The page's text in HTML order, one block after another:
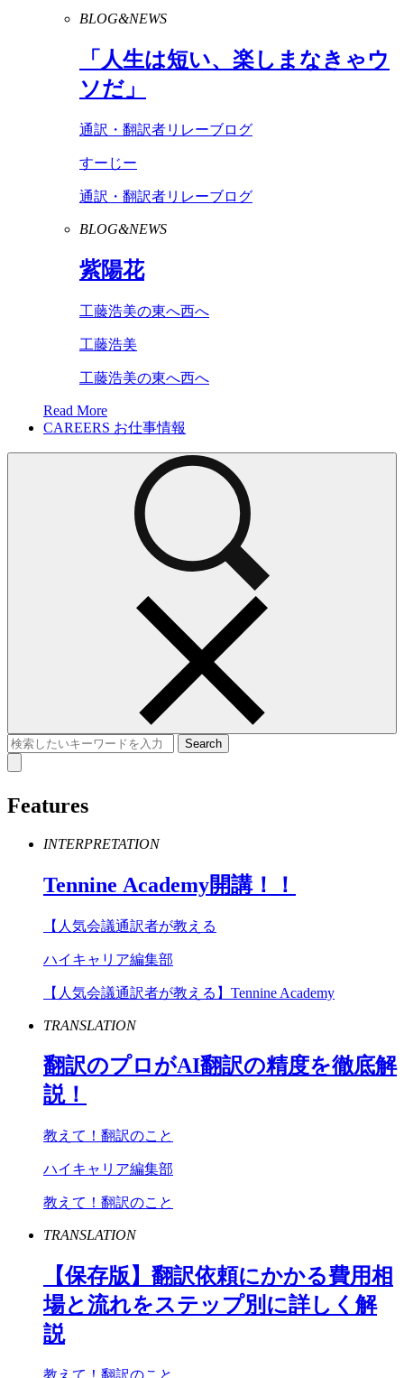
BLOG&NEWS
「人生は短い、楽しまなきゃウ
ソだ」
通訳・翻訳者リレーブログ
すーじー
通訳・翻訳者リレーブログ
BLOG&NEWS
紫陽花
工藤浩美の東へ西へ
工藤浩美
工藤浩美の東へ西へ
Read More
CAREERS お仕事情報
Features
INTERPRETATION
Tennine Academy開講！！
【人気会議通訳者が教える
ハイキャリア編集部
【人気会議通訳者が教える】Tennine Academy
TRANSLATION
翻訳のプロがAI翻訳の精度を徹底解
説！
教えて！翻訳のこと
ハイキャリア編集部
教えて！翻訳のこと
TRANSLATION
【保存版】翻訳依頼にかかる費用相
場と流れをステップ別に詳しく解
説